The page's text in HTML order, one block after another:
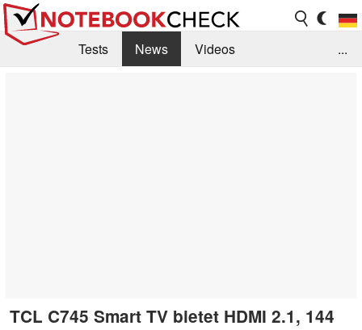
Tests News
Videos
...
TCL C745 Smart TV bietet HDMI 2.1, 144